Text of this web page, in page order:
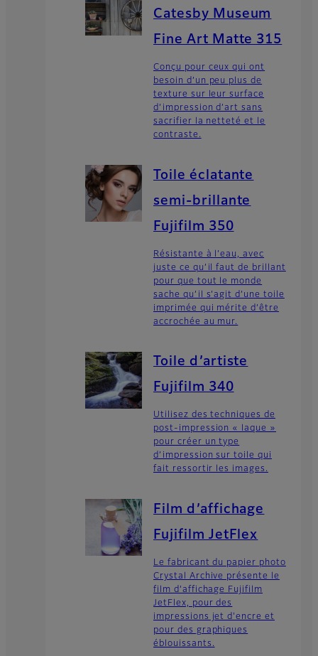
Catesby Museum
Fine Art Matte 315
Conçu pour ceux qui ont
besoin d’un peu plus de
texture sur leur surface
d’impression d’art sans
sacrifier la netteté et le
contraste.
Toile éclatante
semi-brillante
Fujifilm 350
Résistante à l’eau, avec
juste ce qu’il faut de brillant
pour que tout le monde
sache qu’il s’agit d’une toile
imprimée qui mérite d’être
accrochée au mur.
Toile d’artiste
Fujifilm 340
Utilisez des techniques de
post-impression « laque »
pour créer un type
d’impression sur toile qui
fait ressortir les images.
Film d’affichage
Fujifilm JetFlex
Le fabricant du papier photo
Crystal Archive présente le
film d’affichage Fujifilm
JetFlex, pour des
impressions jet d'encre et
pour des graphiques
éblouissants.